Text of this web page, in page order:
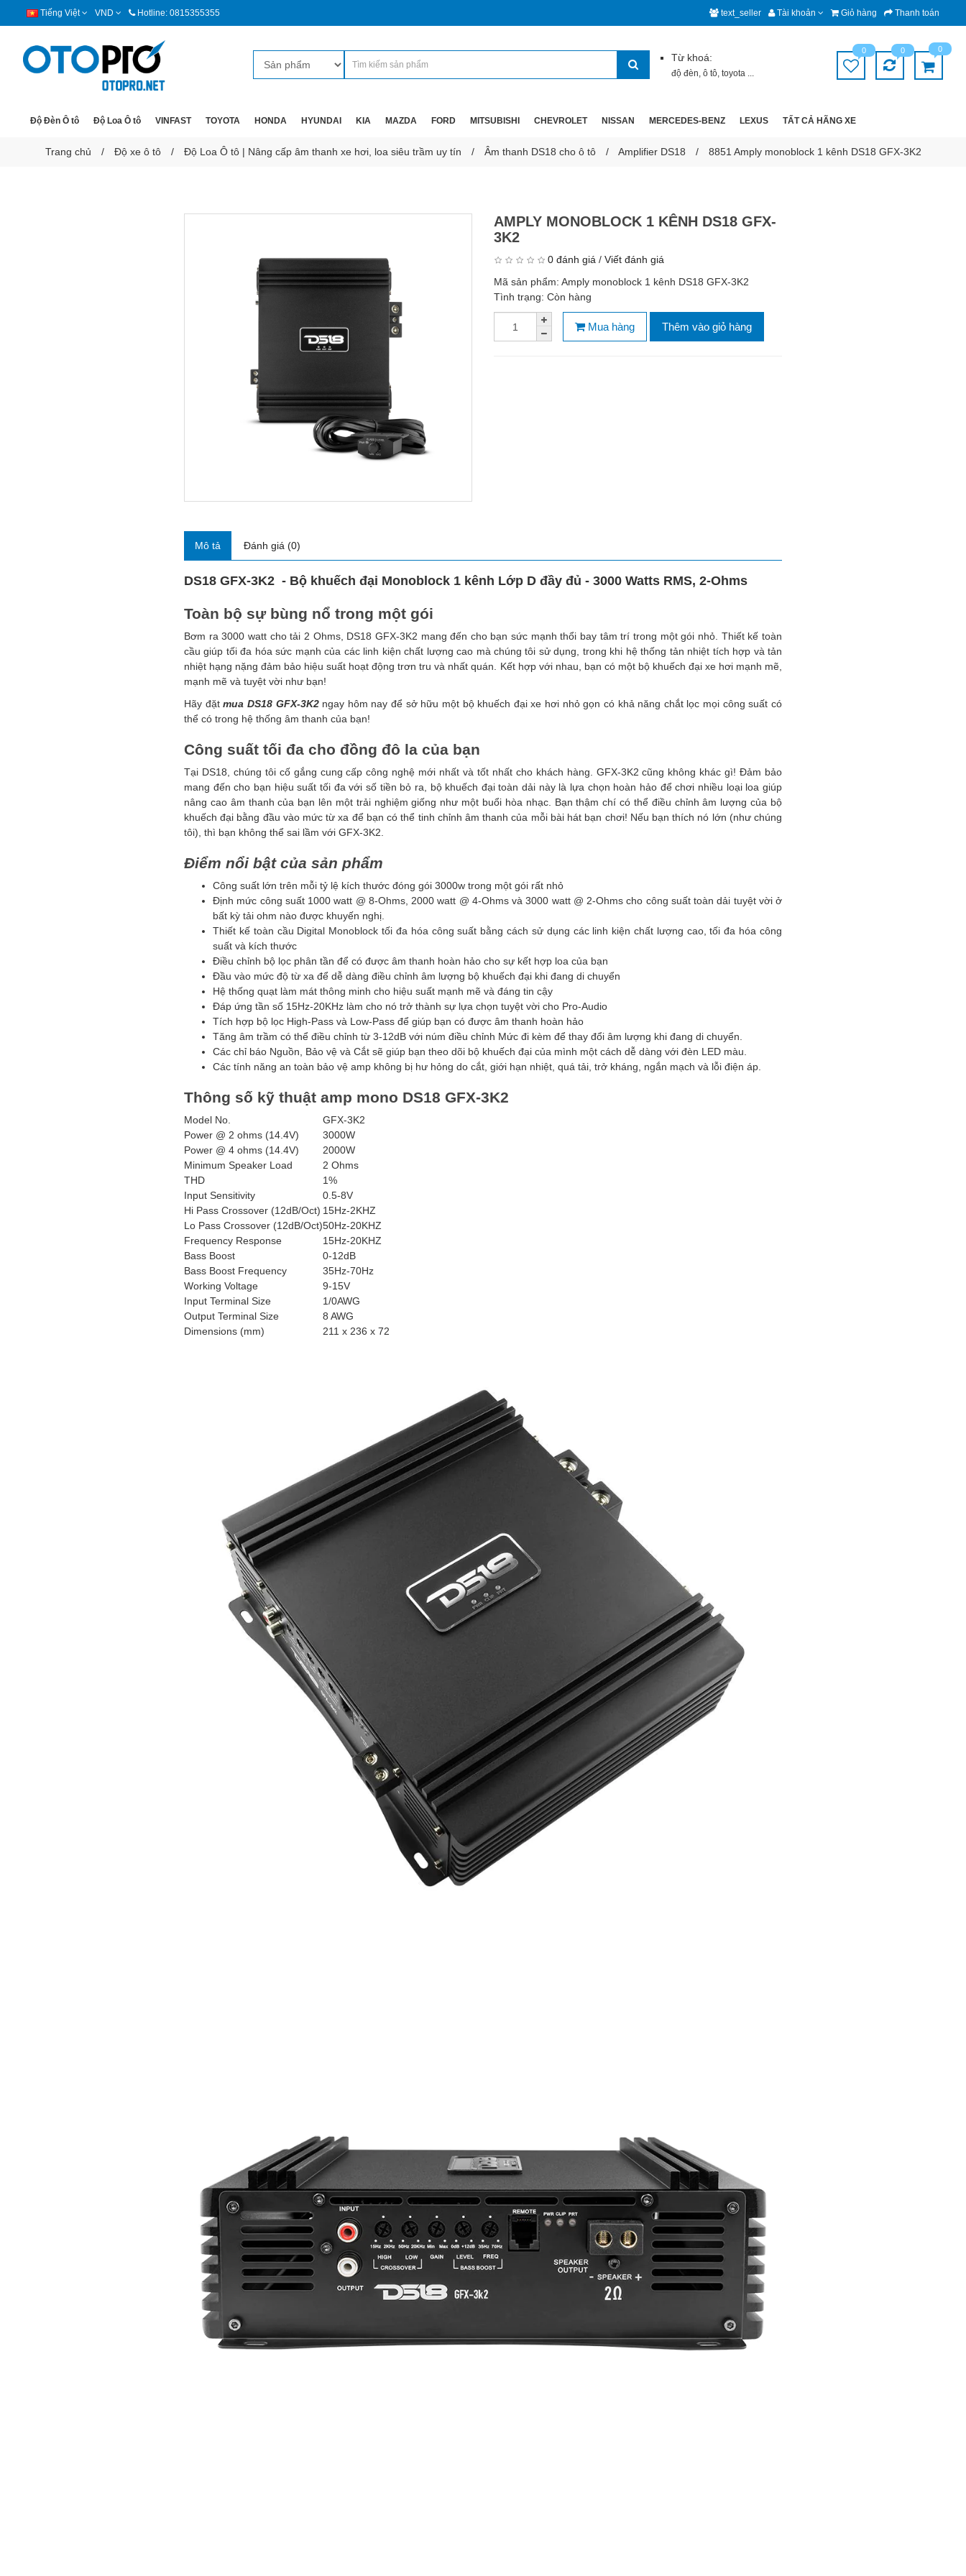
Tiếng Việt VND Hotline: 0815355355 text_seller Tài khoản Giỏ hàng Thanh toán
Từ khoá:
độ đèn,ô tô,toyota ...
0 0 0
Độ Đèn Ô tô Độ Loa Ô tô VINFAST TOYOTA HONDA HYUNDAI KIA MAZDA FORD MITSUBISHI CHEVROLET NISSAN MERCEDES-BENZ LEXUS TẤT CẢ HÃNG XE
Trang chủ Độ xe ô tô Độ Loa Ô tô | Nâng cấp âm thanh xe hơi, loa siêu trầm uy tín Âm thanh DS18 cho ô tô Amplifier DS18 8851 Amply monoblock 1 kênh DS18 GFX-3K2
AMPLY MONOBLOCK 1 KÊNH DS18 GFX-
3K2
0 đánh giá / Viết đánh giá
Mã sản phẩm: Amply monoblock 1 kênh DS18 GFX-3K2
Tình trạng: Còn hàng
Mua hàng Thêm vào giỏ hàng
Mô tả Đánh giá (0)
DS18 GFX-3K2 - Bộ khuếch đại Monoblock 1 kênh Lớp D đầy đủ - 3000 Watts RMS, 2-Ohms
Toàn bộ sự bùng nổ trong một gói
Bơm ra 3000 watt cho tải 2 Ohms, DS18 GFX-3K2 mang đến cho bạn sức mạnh thổi bay tâm trí trong một gói nhỏ. Thiết kế toàn
cầu giúp tối đa hóa sức mạnh của các linh kiện chất lượng cao mà chúng tôi sử dụng, trong khi hệ thống tản nhiệt tích hợp và tản
nhiệt hạng nặng đảm bảo hiệu suất hoạt động trơn tru và nhất quán. Kết hợp với nhau, bạn có một bộ khuếch đại xe hơi mạnh mẽ,
mạnh mẽ và tuyệt vời như bạn!
Hãy đặtmua DS18 GFX-3K2ngay hôm nay để sở hữu một bộ khuếch đại xe hơi nhỏ gọn có khả năng chắt lọc mọi công suất có
thể có trong hệ thống âm thanh của bạn!
Công suất tối đa cho đồng đô la của bạn
Tại DS18, chúng tôi cố gắng cung cấp công nghệ mới nhất và tốt nhất cho khách hàng. GFX-3K2 cũng không khác gì! Đảm bảo
mang đến cho bạn hiệu suất tối đa với số tiền bỏ ra, bộ khuếch đại toàn dải này là lựa chọn hoàn hảo để chơi nhiều loại loa giúp
nâng cao âm thanh của bạn lên một trải nghiệm giống như một buổi hòa nhạc. Bạn thậm chí có thể điều chỉnh âm lượng của bộ
khuếch đại bằng đầu vào mức từ xa để bạn có thể tinh chỉnh âm thanh của mỗi bài hát bạn chơi! Nếu bạn thích nó lớn (như chúng
tôi), thì bạn không thể sai lầm với GFX-3K2.
Điểm nổi bật của sản phẩm
Công suất lớn trên mỗi tỷ lệ kích thước đóng gói 3000w trong một gói rất nhỏ
Định mức công suất 1000 watt @ 8-Ohms, 2000 watt @ 4-Ohms và 3000 watt @ 2-Ohms cho công suất toàn dải tuyệt vời ở
bất kỳ tải ohm nào được khuyến nghị.
Thiết kế toàn cầu Digital Monoblock tối đa hóa công suất bằng cách sử dụng các linh kiện chất lượng cao, tối đa hóa công
suất và kích thước
Điều chỉnh bộ lọc phân tần để có được âm thanh hoàn hảo cho sự kết hợp loa của bạn
Đầu vào mức độ từ xa để dễ dàng điều chỉnh âm lượng bộ khuếch đại khi đang di chuyển
Hệ thống quạt làm mát thông minh cho hiệu suất mạnh mẽ và đáng tin cậy
Đáp ứng tần số 15Hz-20KHz làm cho nó trở thành sự lựa chọn tuyệt vời cho Pro-Audio
Tích hợp bộ lọc High-Pass và Low-Pass để giúp bạn có được âm thanh hoàn hảo
Tăng âm trầm có thể điều chỉnh từ 3-12dB với núm điều chỉnh Mức đi kèm để thay đổi âm lượng khi đang di chuyển.
Các chỉ báo Nguồn, Bảo vệ và Cắt sẽ giúp bạn theo dõi bộ khuếch đại của mình một cách dễ dàng với đèn LED màu.
Các tính năng an toàn bảo vệ amp không bị hư hỏng do cắt, giới hạn nhiệt, quá tải, trở kháng, ngắn mạch và lỗi điện áp.
Thông số kỹ thuật amp mono DS18 GFX-3K2
Model No.
GFX-3K2
Power @ 2 ohms (14.4V)
3000W
Power @ 4 ohms (14.4V)
2000W
Minimum Speaker Load
2 Ohms
THD
1%
Input Sensitivity
0.5-8V
Hi Pass Crossover (12dB/Oct) 15Hz-2KHZ
Lo Pass Crossover (12dB/Oct)50Hz-20KHZ
Frequency Response
15Hz-20KHZ
Bass Boost
0-12dB
Bass Boost Frequency
35Hz-70Hz
Working Voltage
9-15V
Input Terminal Size
1/0AWG
Output Terminal Size
8 AWG
Dimensions (mm)
211 x 236 x 72